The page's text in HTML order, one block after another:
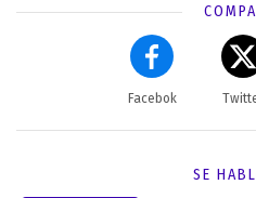
Facebok
SE